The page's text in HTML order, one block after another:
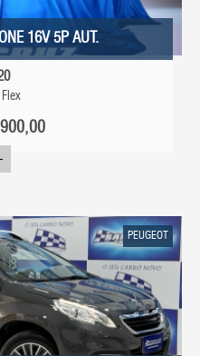
16V 5P AUT.
PEUGEOT